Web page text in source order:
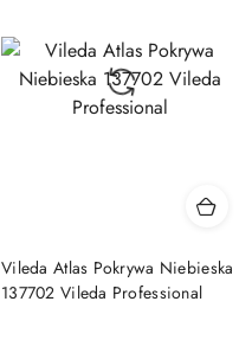
obniżką
Vileda Atlas Pokrywa Niebieska
137702 Vileda Professional